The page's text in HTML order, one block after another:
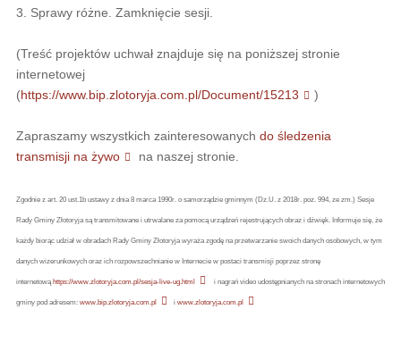
3. Sprawy różne. Zamknięcie sesji.
(Treść projektów uchwał znajduje się na poniższej stronie
internetowej
(https://www.bip.zlotoryja.com.pl/Document/15213 )
Zapraszamy wszystkich zainteresowanych do śledzenia
transmisji na żywo
na naszej stronie.
Zgodnie z art. 20 ust.1b ustawy z dnia 8 marca 1990r. o samorządzie gminnym (Dz.U. z 2018r. poz. 994, ze zm.) Sesje
Rady Gminy Złotoryja są transmitowane i utrwalane za pomocą urządzeń rejestrujących obraz i dźwięk. Informuje się, że
każdy biorąc udział w obradach Rady Gminy Złotoryja wyraża zgodę na przetwarzanie swoich danych osobowych, w tym
danych wizerunkowych oraz ich rozpowszechnianie w Internecie w postaci transmisji poprzez stronę
internetową https://www.zlotoryja.com.pl/sesja-live-ug.html i nagrań video udostępnianych na stronach internetowych
gminy pod adresem: www.bip.zlotoryja.com.pl i www.zlotoryja.com.pl